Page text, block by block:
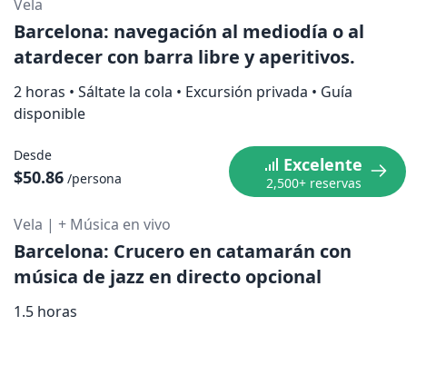
Vela
Barcelona: navegación al mediodía o al
atardecer con barra libre y aperitivos.
2 horas • Sáltate la cola • Excursión privada • Guía
disponible
Desde
$50.86 /persona
Excelente
2,500+ reservas
Vela | + Música en vivo
Barcelona: Crucero en catamarán con
música de jazz en directo opcional
1.5 horas